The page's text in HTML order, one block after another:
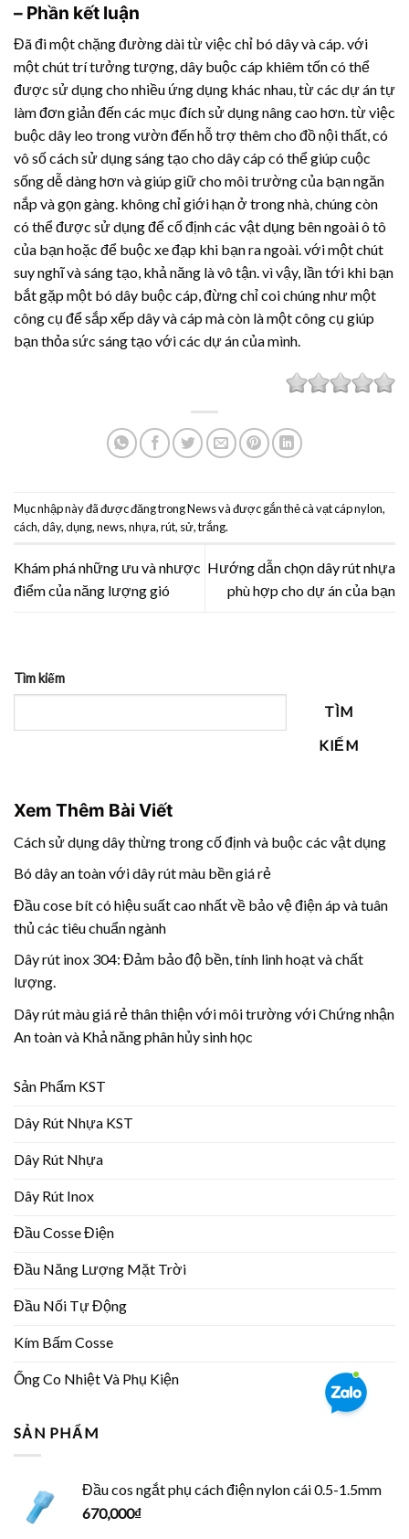
– Phần kết luận
Đã đi một chặng đường dài từ việc chỉ bó dây và cáp. với
một chút trí tưởng tượng, dây buộc cáp khiêm tốn có thể
được sử dụng cho nhiều ứng dụng khác nhau, từ các dự án tự
làm đơn giản đến các mục đích sử dụng nâng cao hơn. từ việc
buộc dây leo trong vườn đến hỗ trợ thêm cho đồ nội thất, có
vô số cách sử dụng sáng tạo cho dây cáp có thể giúp cuộc
sống dễ dàng hơn và giúp giữ cho môi trường của bạn ngăn
nắp và gọn gàng. không chỉ giới hạn ở trong nhà, chúng còn
có thể được sử dụng để cố định các vật dụng bên ngoài ô tô
của bạn hoặc để buộc xe đạp khi bạn ra ngoài. với một chút
suy nghĩ và sáng tạo, khả năng là vô tận. vì vậy, lần tới khi bạn
bắt gặp một bó dây buộc cáp, đừng chỉ coi chúng như một
công cụ để sắp xếp dây và cáp mà còn là một công cụ giúp
bạn thỏa sức sáng tạo với các dự án của mình.
Mục nhập này đã được đăng trongNewsvà được gắn thẻcà vạt cáp nylon,
cách,dây,dụng,news,nhựa,rút, sử,trắng.
Khám phá những ưu và nhược
điểm của năng lượng gió
Hướng dẫn chọn dây rút nhựa
phù hợp cho dự án của bạn
Tìm kiếm
TÌM
KIẾM
Xem Thêm Bài Viết
Cách sử dụng dây thừng trong cố định và buộc các vật dụng
Bó dây an toàn với dây rút màu bền giá rẻ
Đầu cose bít có hiệu suất cao nhất về bảo vệ điện áp và tuân
thủ các tiêu chuẩn ngành
Dây rút inox 304: Đảm bảo độ bền, tính linh hoạt và chất
lượng.
Dây rút màu giá rẻ thân thiện với môi trường với Chứng nhận
An toàn và Khả năng phân hủy sinh học
Sản Phẩm KST
Dây Rút Nhựa KST
Dây Rút Nhựa
Dây Rút Inox
Đầu Cosse Điện
Đầu Năng Lượng Mặt Trời
Đầu Nối Tự Động
Kím Bấm Cosse
Ống Co Nhiệt Và Phụ Kiện
SẢN PHẨM
Đầu cos ngắt phụ cách điện nylon cái 0.5-1.5mm
670,000₫